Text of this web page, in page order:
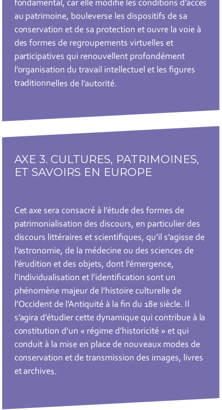
fondamental, car elle modifie les conditions d’accès
au patrimoine, bouleverse les dispositifs de sa
conservation et de sa protection et ouvre la voie à
des formes de regroupements virtuelles et
participatives qui renouvellent profondément
l’organisation du travail intellectuel et les figures
traditionnelles de l’autorité.
AXE 3. CULTURES, PATRIMOINES,
ET SAVOIRS EN EUROPE
Cet axe sera consacré à l’étude des formes de
patrimonialisation des discours, en particulier des
discours littéraires et scientifiques, qu’il s’agisse de
l’astronomie, de la médecine ou des sciences de
l’érudition et des objets, dont l’émergence,
l’individualisation et l’identification sont un
phénomène majeur de l’histoire culturelle de
l’Occident de l’Antiquité à la fin du 18e siècle. Il
s’agira d’étudier cette dynamique qui contribue à la
constitution d’un « régime d’historicité » et qui
conduit à la mise en place de nouveaux modes de
conservation et de transmission des images, livres
et archives.